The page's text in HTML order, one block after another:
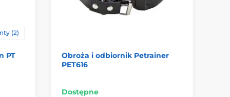
(2)
PT
Obroża i odbiornik Petrainer
PET616
Dostępne